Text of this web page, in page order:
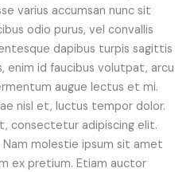
varius accumsan nunc sit
odio purus, vel convallis
dapibus turpis sagittis
enim id faucibus volutpat, arcu
augue lectus et mi.
nisl et, luctus tempor dolor.
consectetur adipiscing elit.
molestie ipsum sit amet
ex pretium. Etiam auctor